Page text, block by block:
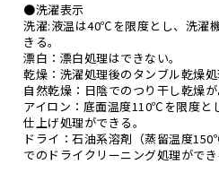
●洗濯表示
洗濯:液温は40℃を限度とし、洗濯
きる。
漂白：漂白処理はできない。
乾燥：洗濯処理後のタンブル乾燥処
自然乾燥：日陰でのつり干し乾燥が
アイロン：底面温度110℃を限度と
仕上げ処理ができる。
ドライ：石油系溶剤（蒸留温度
でのドライクリーニング処理が